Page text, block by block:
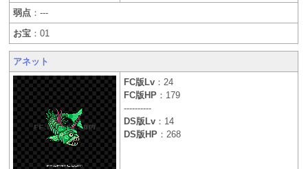
弱点 ：---
お宝 ：01
アネット
FC版Lv ：24
FC版HP ：179
----------
DS版Lv ：14
DS版HP ：268